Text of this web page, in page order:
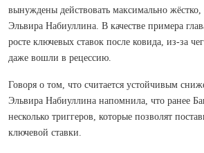
вынуждены действовать максимально
Эльвира Набиуллина. В качестве примера
росте ключевых ставок после ковида, из-за
даже вошли в рецессию.
Говоря о том, что считается устойчивым
Эльвира Набиуллина напомнила, что ранее
несколько триггеров, которые позволят
ключевой ставки.